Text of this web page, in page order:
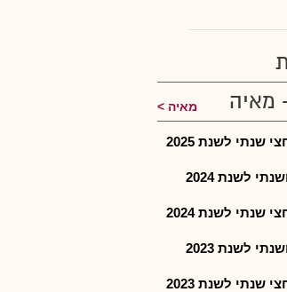
מאיה
מאיה
לשנת 2024
לשנת 2023